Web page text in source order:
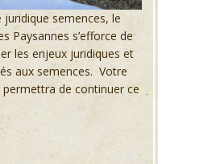
juridique semences, le
Paysannes s’efforce de
les enjeux juridiques et
aux semences. Votre
de continuer ce